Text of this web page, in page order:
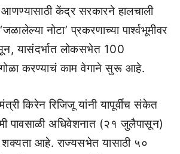
आणण्यासाठी केंद्र सरकारने हालचाली
नोटा’ प्रकरणाच्या पार्श्वभूमीवर
यासंदर्भात लोकसभेत 100
गोळा करण्याचं काम वेगाने सुरू आहे.
किरेन रिजिजू यांनी यापूर्वीच संकेत
पावसाळी अधिवेशनात (२१ जुलैपासून)
शक्यता आहे. राज्यसभेत यासाठी ५०